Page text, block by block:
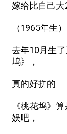
嫁给比自己
（1965年生）
去年10月生
坞》，
真的好拼的
《桃花坞》
娱吧，